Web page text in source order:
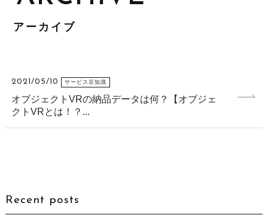
アーカイブ
2021/05/10 サービス豆知識
オブジェクトVRの納品データは何？【オブジェ
クトVRとは！？...
Recent posts